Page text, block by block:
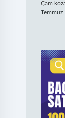
Çam
Temmuz